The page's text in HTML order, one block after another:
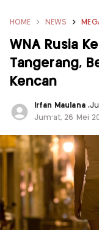
HOME NEWS
WNA Rusia
Tangerang,
Kencan
Irfan Maulana ,
Jum'at, 26 Mei